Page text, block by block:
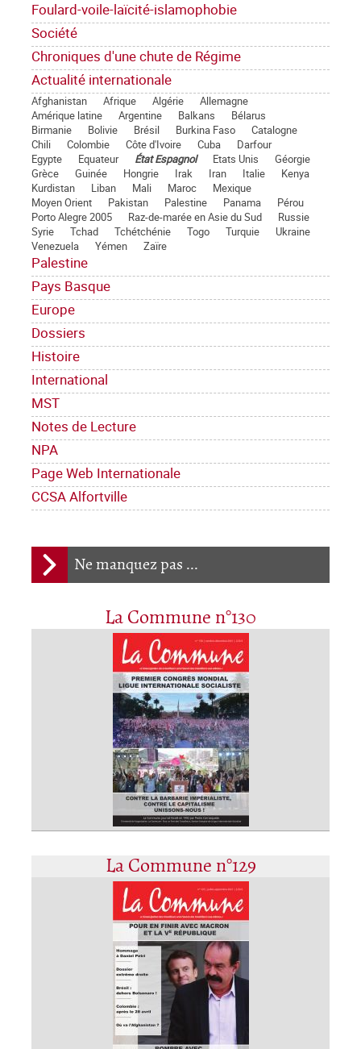
Foulard-voile-laïcité-islamophobie
Société
Chroniques d'une chute de Régime
Actualité internationale
Afghanistan Afrique Algérie
Allemagne
Amérique latine
Argentine Balkans
Bélarus
Birmanie
Bolivie Brésil Burkina Faso
Catalogne
Chili
Colombie Côte d'Ivoire Cuba
Darfour
Egypte
Equateur État Espagnol Etats Unis
Géorgie
Grèce
Guinée Hongrie Irak Iran Italie
Kenya
Kurdistan
Liban Mali Maroc
Mexique
Moyen Orient
Pakistan Palestine Panama
Pérou
Porto Alegre 2005
Raz-de-marée en Asie du Sud
Russie
Syrie
Tchad Tchétchénie Togo Turquie
Ukraine
Venezuela
Yémen Zaïre
Palestine
Pays Basque
Europe
Dossiers
Histoire
International
MST
Notes de Lecture
NPA
Page Web Internationale
CCSA Alfortville
Ne manquez pas ...
La Commune n°130
La Commune n°129